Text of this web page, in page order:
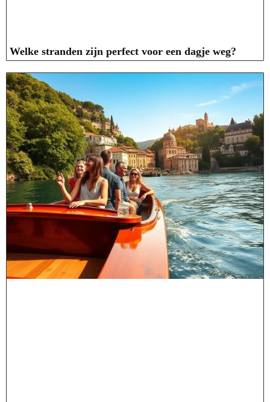
Welke stranden zijn perfect voor een dagje weg?